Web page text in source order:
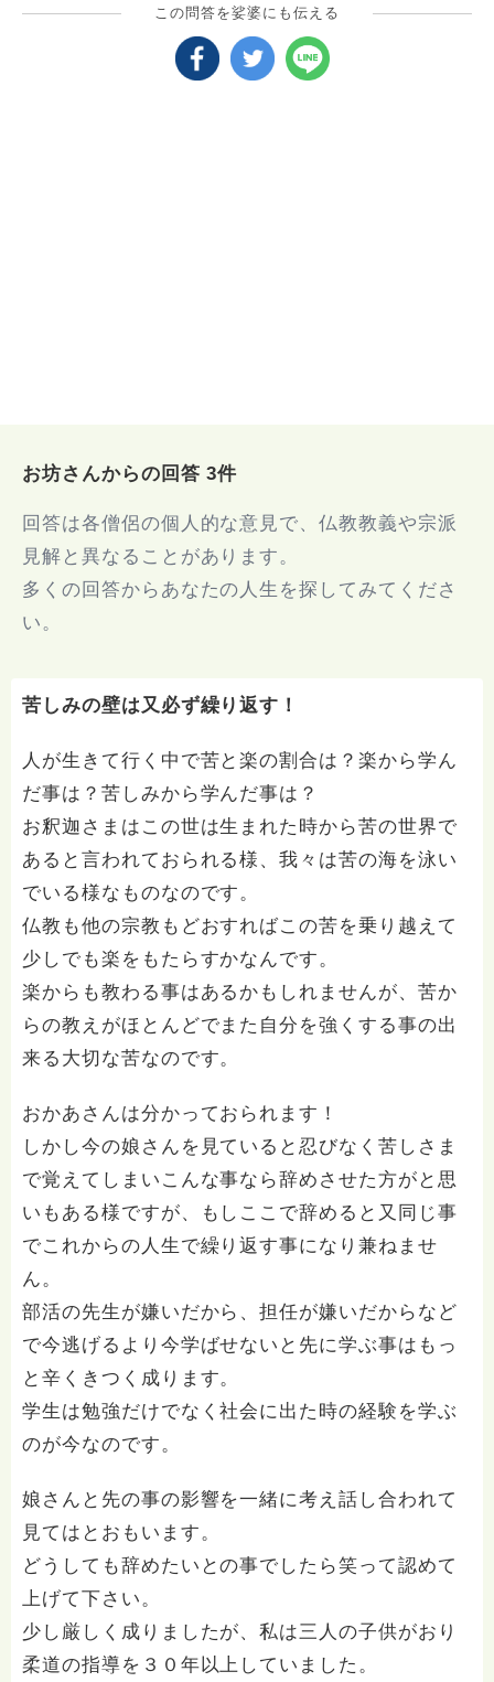
この問答を娑婆にも伝える
お坊さんからの回答 3件
回答は各僧侶の個人的な意見で、仏教教義や宗派
見解と異なることがあります。
多くの回答からあなたの人生を探してみてくださ
い。
苦しみの壁は又必ず繰り返す！
人が生きて行く中で苦と楽の割合は？楽から学ん
だ事は？苦しみから学んだ事は？
お釈迦さまはこの世は生まれた時から苦の世界で
あると言われておられる様、我々は苦の海を泳い
でいる様なものなのです。
仏教も他の宗教もどおすればこの苦を乗り越えて
少しでも楽をもたらすかなんです。
楽からも教わる事はあるかもしれませんが、苦か
らの教えがほとんどでまた自分を強くする事の出
来る大切な苦なのです。
おかあさんは分かっておられます！
しかし今の娘さんを見ていると忍びなく苦しさま
で覚えてしまいこんな事なら辞めさせた方がと思
いもある様ですが、もしここで辞めると又同じ事
でこれからの人生で繰り返す事になり兼ねませ
ん。
部活の先生が嫌いだから、担任が嫌いだからなど
で今逃げるより今学ばせないと先に学ぶ事はもっ
と辛くきつく成ります。
学生は勉強だけでなく社会に出た時の経験を学ぶ
のが今なのです。
娘さんと先の事の影響を一緒に考え話し合われて
見てはとおもいます。
どうしても辞めたいとの事でしたら笑って認めて
上げて下さい。
少し厳しく成りましたが、私は三人の子供がおり
柔道の指導を３０年以上していました。